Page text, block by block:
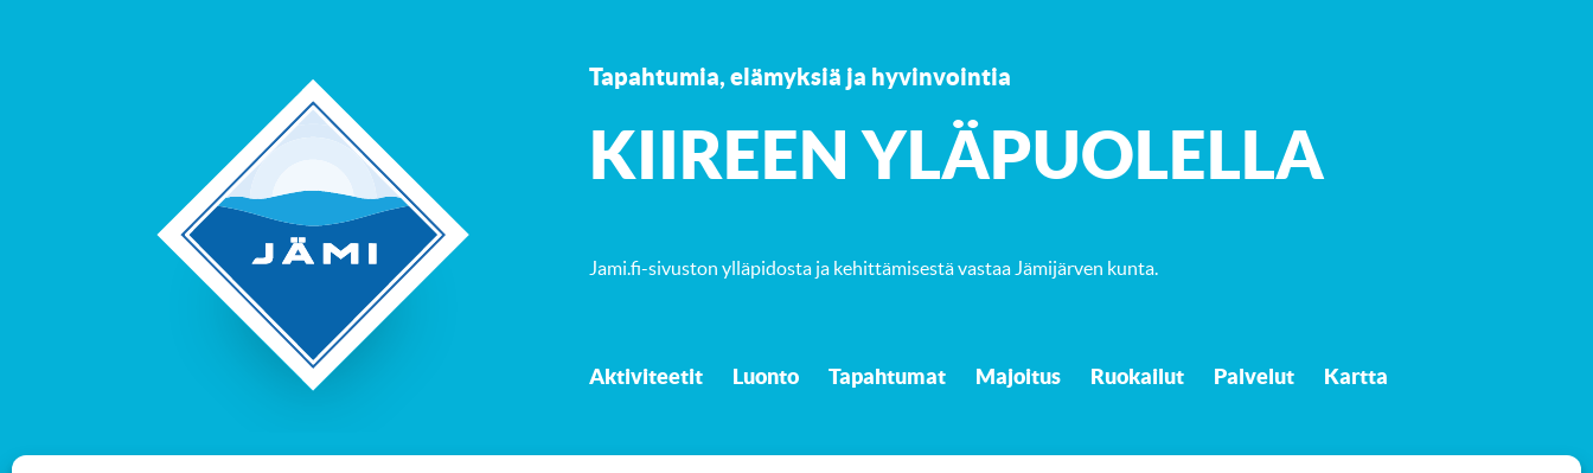
Tapahtumia, elämyksiä ja hyvinvointia
KIIREEN YLÄPUOLELLA
Jami.fi-sivuston ylläpidosta ja kehittämisestä vastaa Jämijärven kunta
Aktiviteetit Luonto Tapahtumat Majoitus Ruokailut Palvelut Kartta